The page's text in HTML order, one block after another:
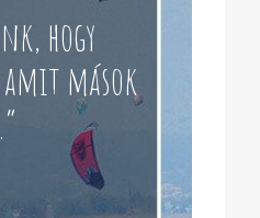
hogy
mások